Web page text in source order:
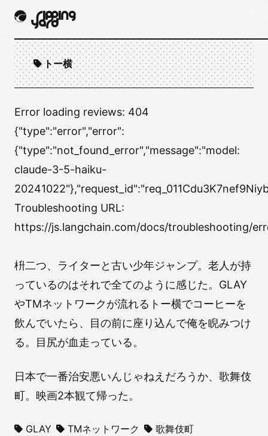
トー横
Error loading reviews: 404
{"type":"error","error":
{"type":"not_found_error","message":"model:
claude-3-5-haiku-
Troubleshooting URL:
https://js.langchain.com/docs/troubleshooting/
枡二つ、ライターと古い少年ジャンプ。老人が持
っているのはそれで全てのように感じた。GLAY
やTMネットワークが流れるトー横でコーヒーを
飲んでいたら、目の前に座り込んで俺を睨みつけ
る。目尻が血走っている。
日本で一番治安悪いんじゃねえだろうか、歌舞伎
町。映画2本観て帰った。
GLAY TMネットワーク
歌舞伎町